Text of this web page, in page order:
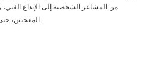
من المشاعر الشخصية إلى الإبداع
المعجبين، حتى يكون لدى الجميع فهم أكثر شمولاً له.